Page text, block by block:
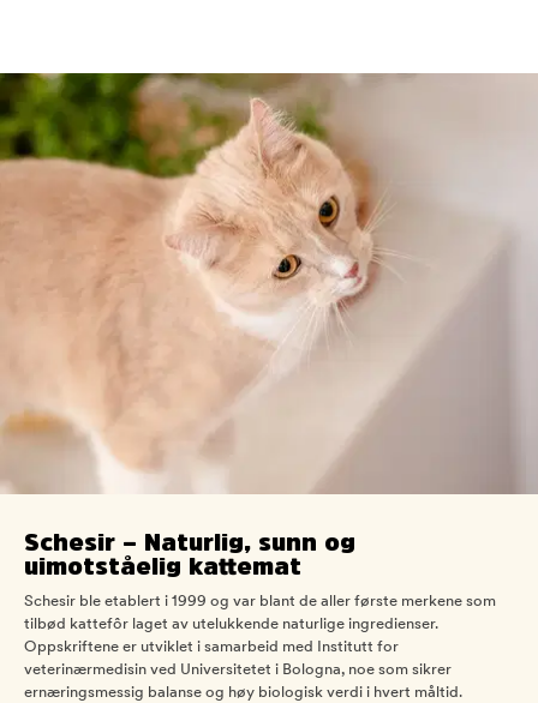
Schesir – Naturlig, sunn og
uimotståelig kattemat
Schesir ble etablert i 1999 og var blant de aller første merkene som
tilbød kattefôr laget av utelukkende naturlige ingredienser.
Oppskriftene er utviklet i samarbeid med Institutt for
veterinærmedisin ved Universitetet i Bologna, noe som sikrer
ernæringsmessig balanse og høy biologisk verdi i hvert måltid.